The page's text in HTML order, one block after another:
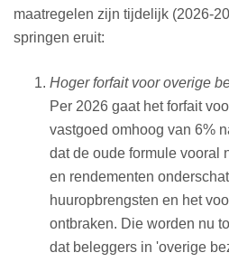
maatregelen zijn tijdelijk (2026-
springen eruit:
Hoger forfait voor overige
Per 2026 gaat het forfait
vastgoed omhoog van 6%
dat de oude formule vooral
en rendementen
huuropbrengsten en het
ontbraken. Die worden nu
dat beleggers in 'overige